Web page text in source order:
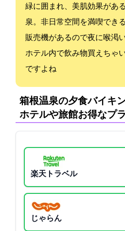
緑に囲まれ、美肌効果があ
泉。非日常空間を満喫でき
販売機があるので夜に喉渇
ホテル内で飲み物買えちゃ
ですよね
箱根温泉の夕食バイキ
ホテルや旅館:お得なプ
楽天トラベル
じゃらん